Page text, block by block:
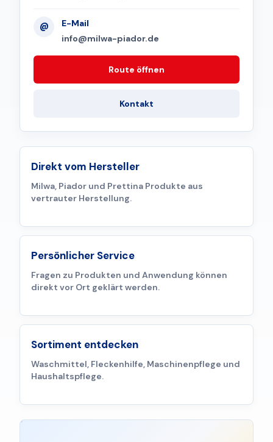
@
E-Mail
info@milwa-piador.de
Route öffnen
Kontakt
Direkt vom Hersteller
Milwa, Piador und Prettina Produkte aus
vertrauter Herstellung.
Persönlicher Service
Fragen zu Produkten und Anwendung können
direkt vor Ort geklärt werden.
Sortiment entdecken
Waschmittel, Fleckenhilfe, Maschinenpflege und
Haushaltspflege.